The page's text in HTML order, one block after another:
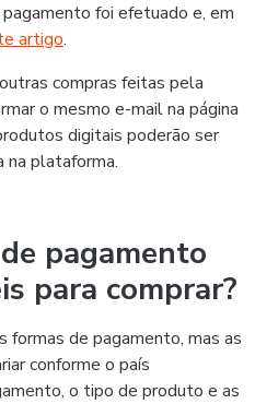
foi efetuado e, em
artigo.
compras feitas pela
o mesmo e-mail na página
digitais poderão ser
na plataforma.
pagamento
para comprar?
de pagamento, mas as
conforme o país
o tipo de produto e as